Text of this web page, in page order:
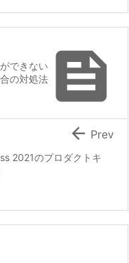

できない
の対処法
2021のプロダクトキ
 Prev